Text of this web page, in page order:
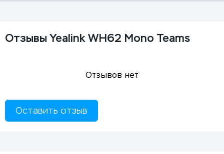
Отзывы Yealink WH62 Mono Teams
Отзывов нет
Оставить отзыв